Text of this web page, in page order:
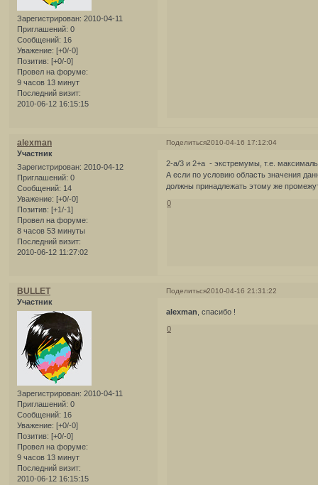
Зарегистрирован: 2010-04-11
Приглашений: 0
Сообщений: 16
Уважение: [+0/-0]
Позитив: [+0/-0]
Провел на форуме:
9 часов 13 минут
Последний визит:
2010-06-12 16:15:15
Поделиться2010-04-16 17:12:04
alexman
Участник
Зарегистрирован: 2010-04-12
Приглашений: 0
Сообщений: 14
Уважение: [+0/-0]
Позитив: [+1/-1]
Провел на форуме:
8 часов 53 минуты
Последний визит:
2010-06-12 11:27:02
2-a/3 и 2+a - экстремумы, т.е.
А если по условию область значения
должны принадлежать этому же
0
Поделиться2010-04-16 21:31:22
BULLET
Участник
Зарегистрирован: 2010-04-11
Приглашений: 0
Сообщений: 16
Уважение: [+0/-0]
Позитив: [+0/-0]
Провел на форуме:
9 часов 13 минут
Последний визит:
2010-06-12 16:15:15
alexman , спасибо !
0